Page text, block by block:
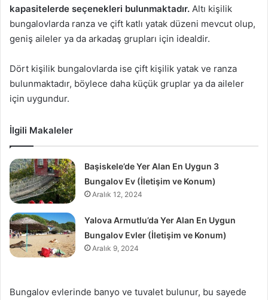
kapasitelerde seçenekleri bulunmaktadır. Altı kişilik
bungalovlarda ranza ve çift katlı yatak düzeni mevcut olup,
geniş aileler ya da arkadaş grupları için idealdir.
Dört kişilik bungalovlarda ise çift kişilik yatak ve ranza
bulunmaktadır, böylece daha küçük gruplar ya da aileler
için uygundur.
İlgili Makaleler
Başiskele’de Yer Alan En Uygun 3
Bungalov Ev (İletişim ve Konum)
Aralık 12, 2024
Yalova Armutlu’da Yer Alan En Uygun
Bungalov Evler (İletişim ve Konum)
Aralık 9, 2024
Bungalov evlerinde banyo ve tuvalet bulunur, bu sayede